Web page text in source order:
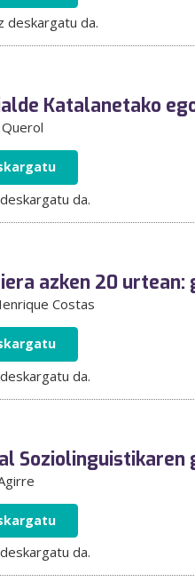
deskargatu da.
Katalanetako
da.
azken 20
Costas
da.
Soziolinguistikaren
da.